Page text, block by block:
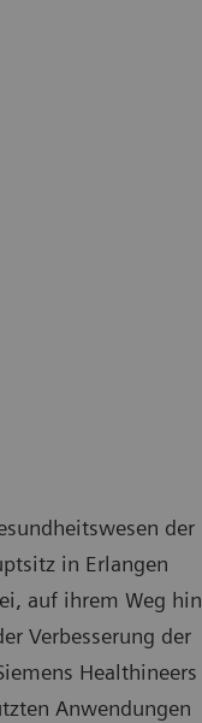
der
in Erlangen
auf ihrem Weg hin
Verbesserung der
Healthineers
Anwendungen